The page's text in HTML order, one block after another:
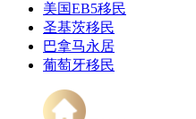
美国EB5移民
圣基茨移民
巴拿马永居
葡萄牙移民